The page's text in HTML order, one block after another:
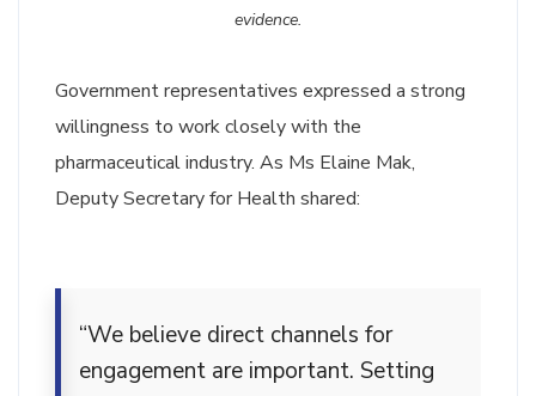
evidence.
Government representatives expressed a strong
willingness to work closely with the
pharmaceutical industry. As Ms Elaine Mak,
Deputy Secretary for Health shared:
“We believe direct channels for
engagement are important. Setting